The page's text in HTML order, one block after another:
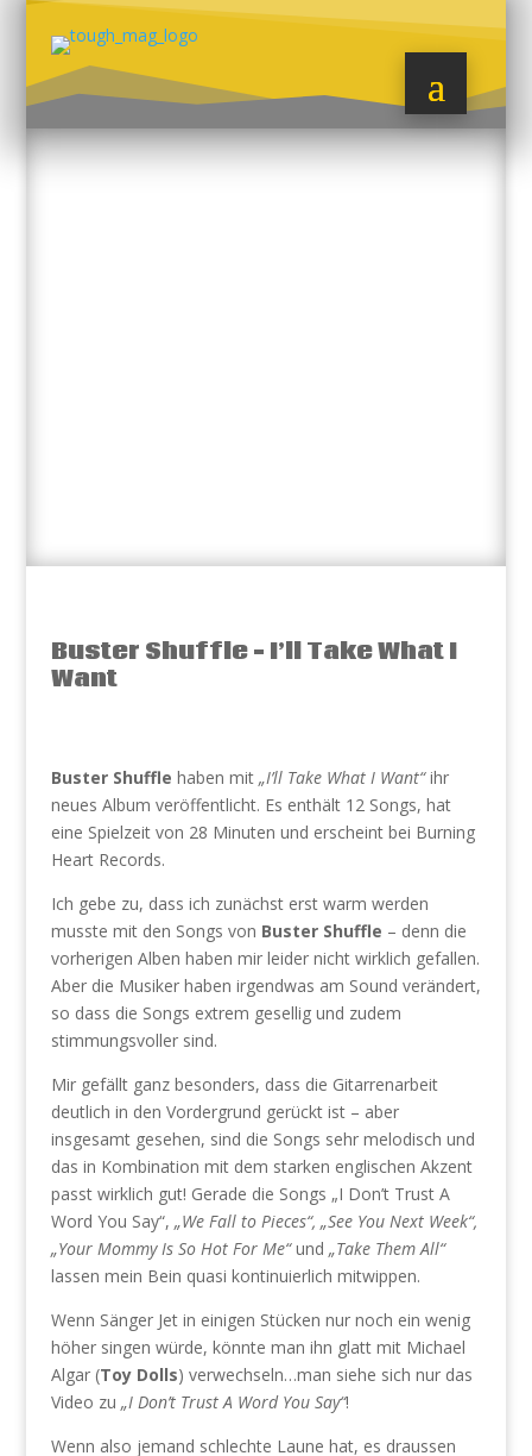
Buster Shuffle – I’ll Take What I
Want
Buster Shuffle haben mit „I’ll Take What I Want“ihr
neues Album veröffentlicht. Es enthält 12 Songs, hat
eine Spielzeit von 28 Minuten und erscheint bei Burning
Heart Records.
Ich gebe zu, dass ich zunächst erst warm werden
musste mit den Songs von Buster Shuffle – denn die
vorherigen Alben haben mir leider nicht wirklich gefallen.
Aber die Musiker haben irgendwas am Sound verändert,
so dass die Songs extrem gesellig und zudem
stimmungsvoller sind.
Mir gefällt ganz besonders, dass die Gitarrenarbeit
deutlich in den Vordergrund gerückt ist – aber
insgesamt gesehen, sind die Songs sehr melodisch und
das in Kombination mit dem starken englischen Akzent
passt wirklich gut! Gerade die Songs „I Don’t Trust A
Word You Say“, „We Fall to Pieces“, „See You Next Week“,
„Your Mommy Is So Hot For Me“und „Take Them All“
lassen mein Bein quasi kontinuierlich mitwippen.
Wenn Sänger Jet in einigen Stücken nur noch ein wenig
höher singen würde, könnte man ihn glatt mit Michael
Algar (Toy Dolls) verwechseln…man siehe sich nur das
Video zu „I Don’t Trust A Word You Say“!
Wenn also jemand schlechte Laune hat, es draussen